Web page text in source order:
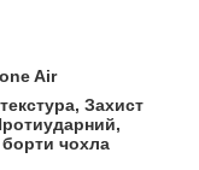
Air
Захист
борти чохла